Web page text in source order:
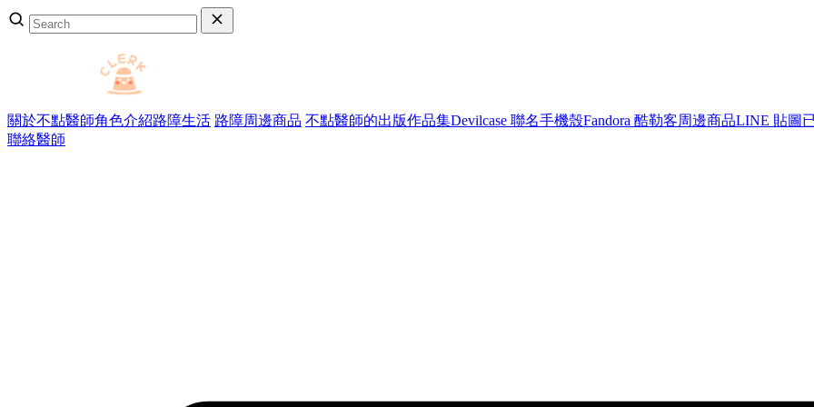
關於不點醫師角色介紹路障生活 路障周邊商品 不點醫師的出版作品集Devilcase 聯名手機殼Fandora 酷勒客周邊商品LINE 貼圖
聯絡醫師